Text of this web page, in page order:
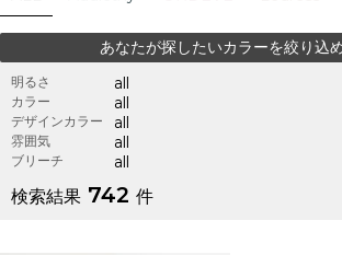
あなたが探したいカラーを絞り込
明るさ all
カラー all
デザインカラー all
雰囲気 all
ブリーチ all
検索結果 742 件